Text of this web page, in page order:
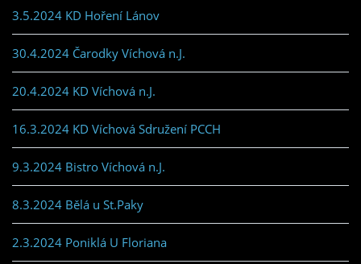
3.5.2024 KD Hoření Lánov
30.4.2024 Čarodky Víchová n.J.
20.4.2024 KD Víchová n.J.
16.3.2024 KD Víchová Sdružení PCCH
9.3.2024 Bistro Víchová n.J.
8.3.2024 Bělá u St.Paky
2.3.2024 Poniklá U Floriana